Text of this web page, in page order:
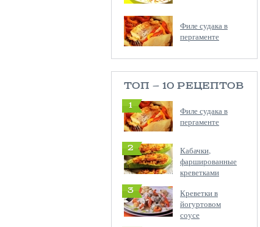
Филе судака в
пергаменте
ТОП — 10 РЕЦЕПТОВ
1
Филе судака в
пергаменте
2
Кабачки,
фаршированные
креветками
3
Креветки в
йогуртовом
соусе